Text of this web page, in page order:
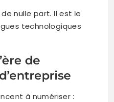
nulle part. Il est le
technologiques
de
à numériser :